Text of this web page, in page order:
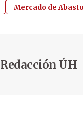
Mercado de
Redacción ÚH